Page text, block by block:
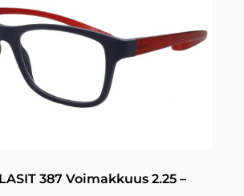
387 Voimakkuus 2.25 –